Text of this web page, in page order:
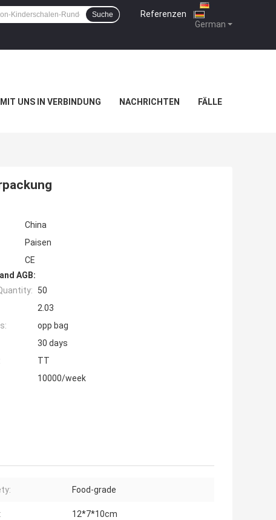
German
Referenzen |
Suche
UNS IN VERBINDUNG NACHRICHTEN FÄLLE
China
Paisen
CE
AGB:
50
2.03
opp bag
30 days
TT
10000/week
Food-grade
12*7*10cm